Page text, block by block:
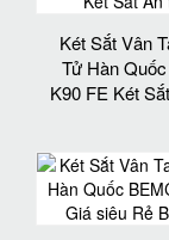
Két Sắt Vân
Tử Hàn
K90 FE Két